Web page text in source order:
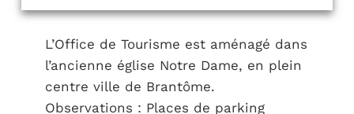
L’Office de Tourisme est aménagé dans
l’ancienne église Notre Dame, en plein
centre ville de Brantôme.
Observations : Places de parking